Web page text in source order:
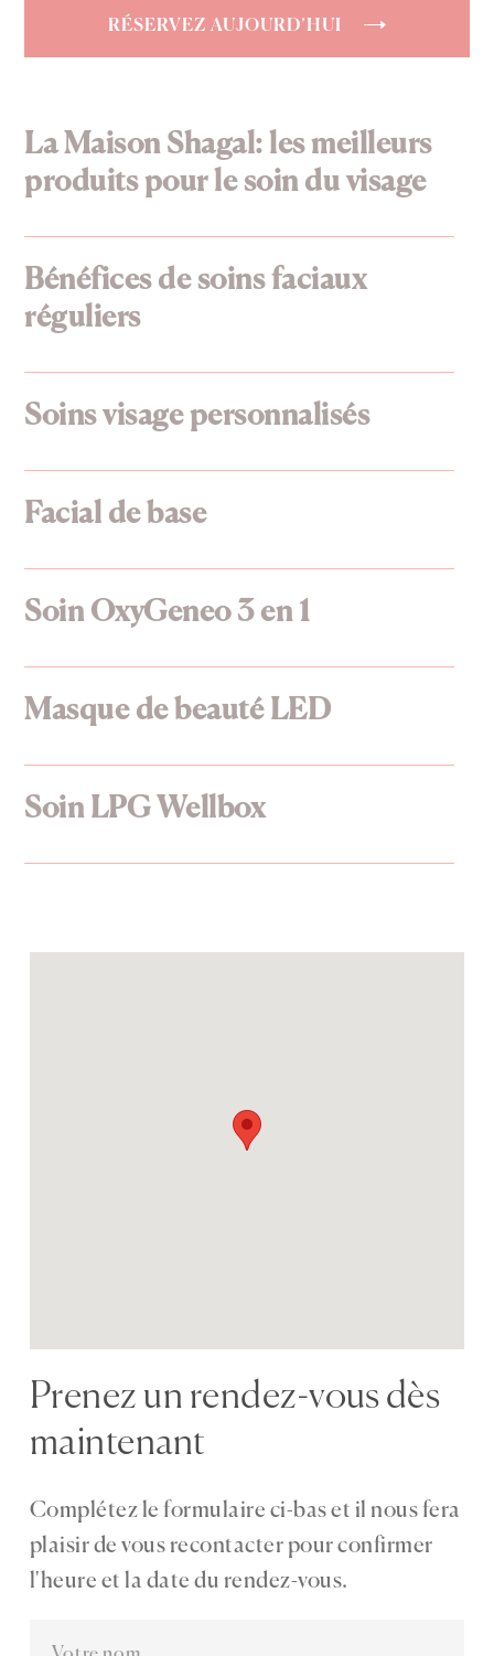
La Maison Shagal: les meilleurs
produits pour le soin du visage
Bénéfices de soins faciaux
réguliers
Soins visage personnalisés
Facial de base
Soin OxyGeneo 3 en 1
Masque de beauté LED
Soin LPG Wellbox
RÉSERVEZ AUJOURD’HUI
Prenez un rendez-vous dès
maintenant
Complétez le formulaire ci-bas et il nous fera
plaisir de vous recontacter pour confirmer
l'heure et la date du rendez-vous.